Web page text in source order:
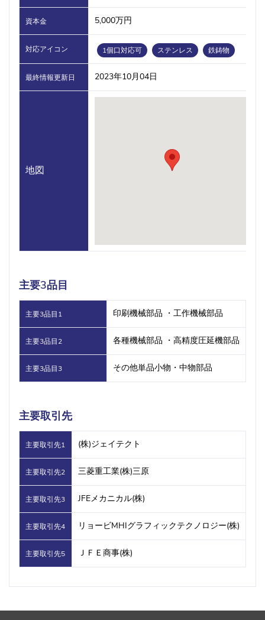
資本金 5,000万円
対応アイコン 1個口対応可 ステンレス 鉄鋳物
最終情報更新日 2023年10月04日
地図
主要3品目
主要3品目1 印刷機械部品 ・工作機械部品
主要3品目2 各種機械部品 ・高精度圧延機部品
主要3品目3 その他単品小物・中物部品
主要取引先
主要取引先1 (株)ジェイテクト
主要取引先2 三菱重工業(株)三原
主要取引先3 JFEメカニカル(株)
主要取引先4 リョービMHIグラフィックテクノロジー(株)
主要取引先5 ＪＦＥ商事(株)